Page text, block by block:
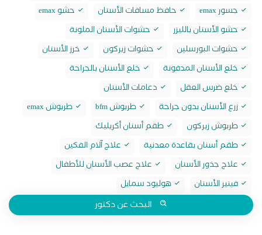
جسور emax
حافظ مسافات الأسنان
حشو emax
حشو الأسنان بالليزر
حشوات الأسنان الملونة
حشوات البورسلين
حشوات زيركون
خرز الأسنان
خلع الأسنان المدفونة
خلع الأسنان بالجراحة
خلع ضرس العقل
دعامات الأسنان
زرع الأسنان بدون جراحة
طربوش bfm
طربوش emax
طربوش زيركون
طقم أسنان أكريليك
طقم أسنان بقاعدة معدنية
علاج آلام الفكين
علاج جذور الأسنان
علاج عصب الأسنان للأطفال
فينير الأسنان
هوليود سمايل
البحث عن دكتور